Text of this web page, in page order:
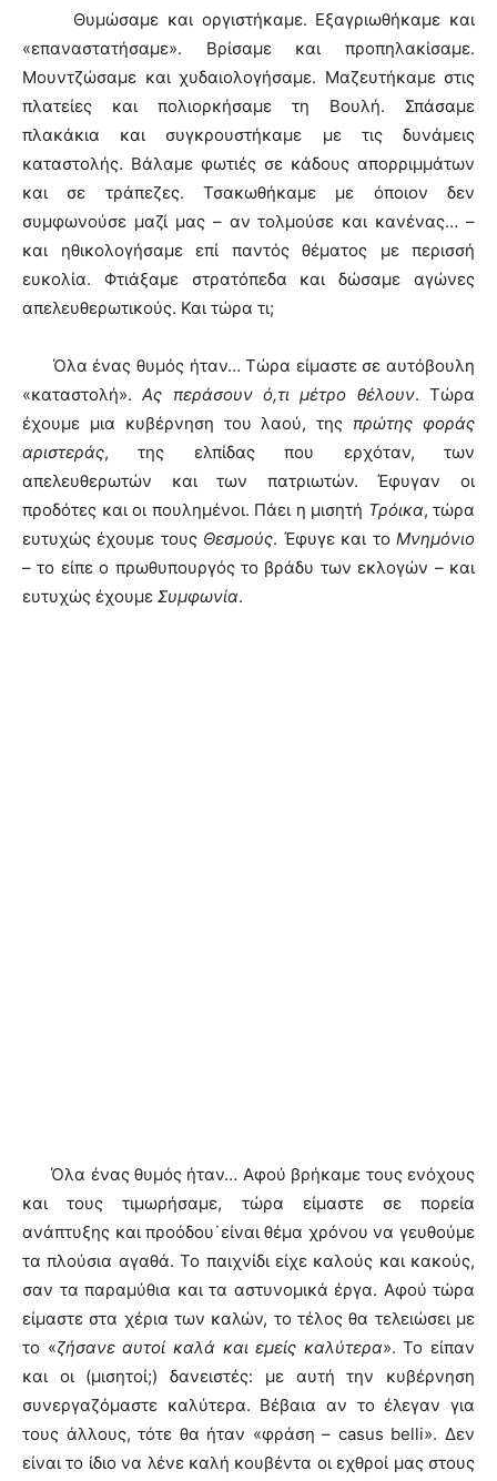
Θυμώσαμε και οργιστήκαμε. Εξαγριωθήκαμε και
«επαναστατήσαμε». Βρίσαμε και προπηλακίσαμε.
Μουντζώσαμε και χυδαιολογήσαμε. Μαζευτήκαμε στις
πλατείες και πολιορκήσαμε τη Βουλή. Σπάσαμε
πλακάκια και συγκρουστήκαμε με τις δυνάμεις
καταστολής. Βάλαμε φωτιές σε κάδους απορριμμάτων
και σε τράπεζες. Τσακωθήκαμε με όποιον δεν
συμφωνούσε μαζί μας – αν τολμούσε και κανένας… –
και ηθικολογήσαμε επί παντός θέματος με περισσή
ευκολία. Φτιάξαμε στρατόπεδα και δώσαμε αγώνες
απελευθερωτικούς. Και τώρα τι;
Όλα ένας θυμός ήταν… Τώρα είμαστε σε αυτόβουλη
«καταστολή».Ας περάσουν ό,τι μέτρο θέλουν. Τώρα
έχουμε μια κυβέρνηση του λαού, της πρώτης φοράς
αριστεράς, της ελπίδας που ερχόταν, των
απελευθερωτών και των πατριωτών. Έφυγαν οι
προδότες και οι πουλημένοι. Πάει η μισητή Τρόικα, τώρα
ευτυχώς έχουμε τους Θεσμούς. Έφυγε και τοΜνημόνιο
– το είπε ο πρωθυπουργός το βράδυ των εκλογών – και
ευτυχώς έχουμε Συμφωνία.
Όλα ένας θυμός ήταν… Αφού βρήκαμε τους ενόχους
και τους τιμωρήσαμε, τώρα είμαστε σε πορεία
ανάπτυξης και προόδου˙είναι θέμα χρόνου να γευθούμε
τα πλούσια αγαθά. Το παιχνίδι είχε καλούς και κακούς,
σαν τα παραμύθια και τα αστυνομικά έργα. Αφού τώρα
είμαστε στα χέρια των καλών, το τέλος θα τελειώσει με
το «ζήσανε αυτοί καλά και εμείς καλύτερα». Το είπαν
και οι (μισητοί;) δανειστές: με αυτή την κυβέρνηση
συνεργαζόμαστε καλύτερα. Βέβαια αν το έλεγαν για
τους άλλους, τότε θα ήταν «φράση – casus belli». Δεν
είναι το ίδιο να λένε καλή κουβέντα οι εχθροί μας στους